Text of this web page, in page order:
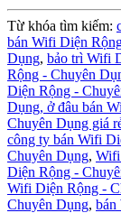
Từ khóa tìm kiếm:
bán Wifi Diện
Dụng, bảo trì Wifi
Rộng - Chuyên
Diện Rộng -
Dụng, ở đâu bán
Chuyên Dụng giá
công ty bán Wifi
Chuyên Dụng, Wifi
Diện Rộng -
Wifi Diện Rộng -
Chuyên Dụng, bán